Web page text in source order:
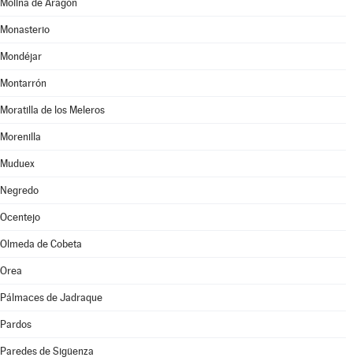
Molina de Aragón
Monasterio
Mondéjar
Montarrón
Moratilla de los Meleros
Morenilla
Muduex
Negredo
Ocentejo
Olmeda de Cobeta
Orea
Pálmaces de Jadraque
Pardos
Paredes de Sigüenza